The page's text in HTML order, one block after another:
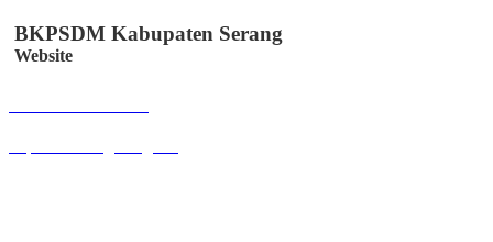
BKPSDM Kabupaten Serang
Website